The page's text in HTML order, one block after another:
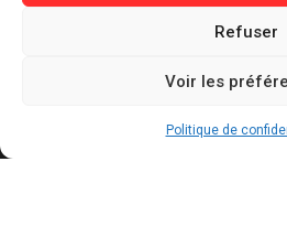
Refuser
Voir les
Politique de
Informations
Politique de cookies